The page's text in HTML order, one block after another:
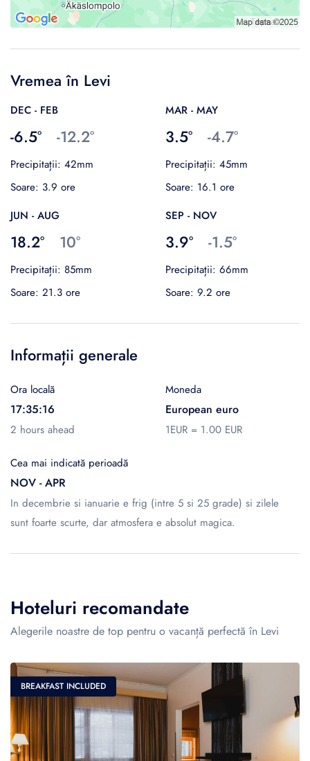
Vremea în Levi
DEC - FEB
-6.5° -12.2°
Precipitații: 42mm
Soare: 3.9 ore
MAR - MAY
3.5° -4.7°
Precipitații: 45mm
Soare: 16.1 ore
JUN - AUG
18.2° 10°
Precipitații: 85mm
Soare: 21.3 ore
SEP - NOV
3.9° -1.5°
Precipitații: 66mm
Soare: 9.2 ore
Informații generale
Ora locală
17:35:16
2 hours ahead
Moneda
European euro
1EUR = 1.00 EUR
Cea mai indicată perioadă
NOV - APR
In decembrie si ianuarie e frig (intre 5 si 25 grade) si zilele
sunt foarte scurte, dar atmosfera e absolut magica.
Hoteluri recomandate
Alegerile noastre de top pentru o vacanță perfectă în Levi
BREAKFAST INCLUDED